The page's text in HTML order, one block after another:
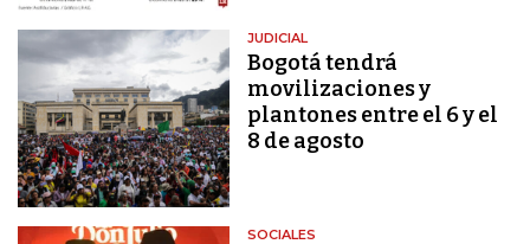
JUDICIAL
Bogotá tendrá
movilizaciones y
plantones entre el 6 y el
8 de agosto
SOCIALES